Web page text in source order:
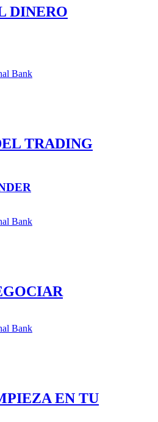
DINERO
TRADING
EN TU